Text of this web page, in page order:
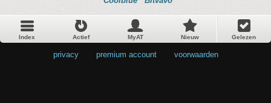
Index Actief MyAT Nieuw Gelezen
privacy premium account voorwaarden